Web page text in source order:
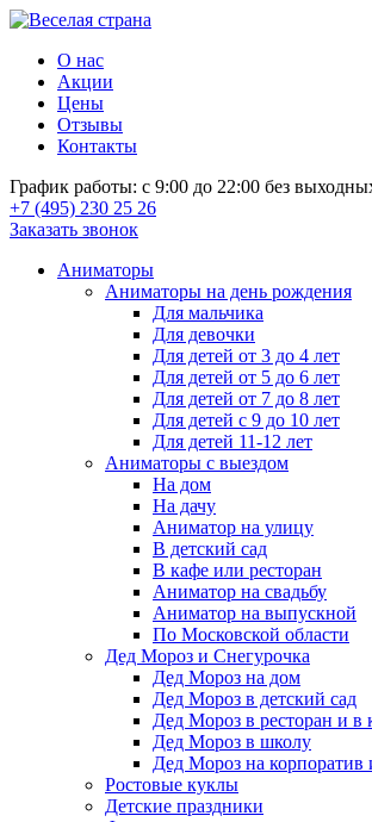
О нас
Акции
Цены
Отзывы
Контакты
График работы: с 9:00 до 22:00 без
+7 (495) 230 25 26
Заказать звонок
Аниматоры
Аниматоры на день рождения
Для мальчика
Для девочки
Для детей от 3 до 4 лет
Для детей от 5 до 6 лет
Для детей от 7 до 8 лет
Для детей с 9 до 10 лет
Для детей 11-12 лет
Аниматоры с выездом
На дом
На дачу
Аниматор на улицу
В детский сад
В кафе или ресторан
Аниматор на свадьбу
Аниматор на выпускной
По Московской области
Дед Мороз и Снегурочка
Дед Мороз на дом
Дед Мороз в детский сад
Дед Мороз в ресторан и в
Дед Мороз в школу
Дед Мороз на корпоратив
Ростовые куклы
Детские праздники